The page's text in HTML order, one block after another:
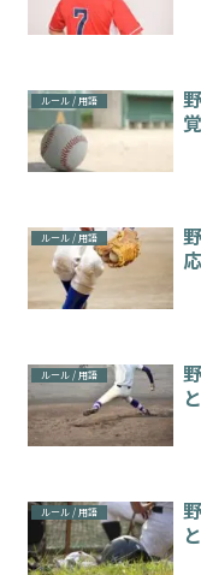
ルール / 用語
ルール / 用語
ルール / 用語
ルール / 用語